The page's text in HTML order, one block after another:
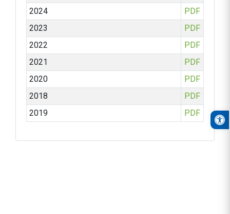
2024
PDF
2023
PDF
2022
PDF
2021
PDF
2020
PDF
2018
PDF
2019
PDF